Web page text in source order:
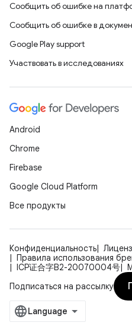
Сообщить об ошибке на
Сообщить об ошибке в
Google Play support
Участвовать в исследованиях
Android
Chrome
Firebase
Google Cloud Platform
Все продукты
Конфиденциальность
Правила использования
ICP证合字B2-20070004号
Подписаться на рассылку